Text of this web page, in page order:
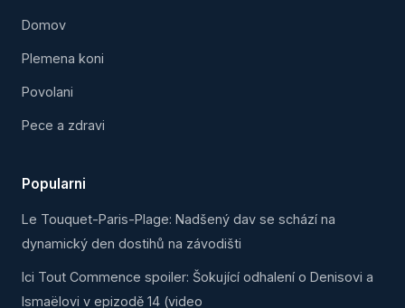
Domov
Plemena koni
Povolani
Pece a zdravi
Popularni
Le Touquet-Paris-Plage: Nadšený dav se schází na
dynamický den dostihů na závodišti
Ici Tout Commence spoiler: Šokující odhalení o Denisovi a
Ismaëlovi v epizodě 14 (video